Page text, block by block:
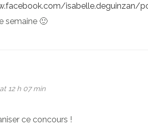
isabelle.deguinzan/
semaine 🙂
12 h 07 min
ce concours !